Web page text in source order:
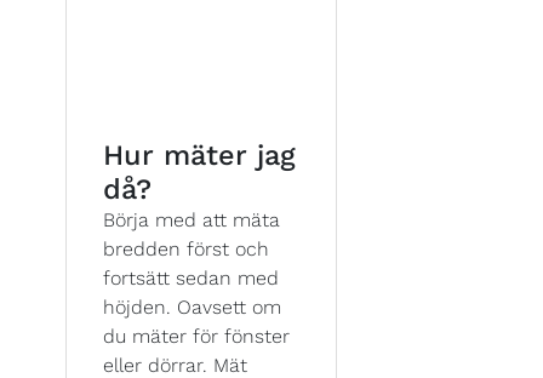
Hur mäter jag
då?
Börja med att mäta
bredden först och
fortsätt sedan med
höjden. Oavsett om
du mäter för fönster
eller dörrar. Mät